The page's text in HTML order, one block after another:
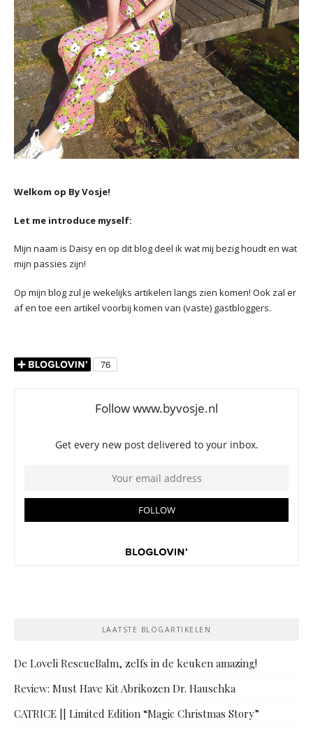
Welkom op By Vosje!
Let me introduce myself:
Mijn naam is Daisy en op dit blog deel ik wat mij bezig houdt en wat
mijn passies zijn!
Op mijn blog zul je wekelijks artikelen langs zien komen! Ook zal er
af en toe een artikel voorbij komen van (vaste) gastbloggers.
LAATSTE BLOGARTIKELEN
De Loveli RescueBalm, zelfs in de keuken amazing!
Review: Must Have Kit Abrikozen Dr. Hauschka
CATRICE || Limited Edition “Magic Christmas Story”